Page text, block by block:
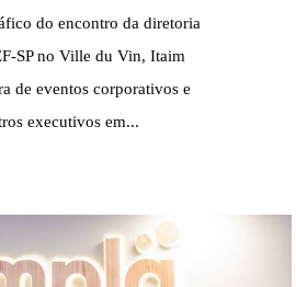
do encontro da diretoria
SP no Ville du Vin, Itaim
de eventos corporativos e
executivos em...